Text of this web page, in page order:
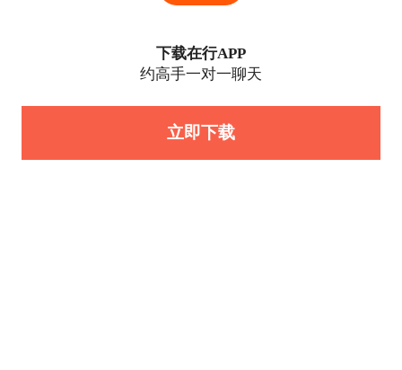
下载在行APP
约高手一对一聊天
立即下载